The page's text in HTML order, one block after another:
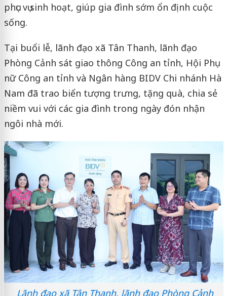
phục vụ sinh hoạt, giúp gia đình sớm ổn định cuộc
sống.
Tại buổi lễ, lãnh đạo xã Tân Thanh, lãnh đạo
Phòng Cảnh sát giao thông Công an tỉnh, Hội Phụ
nữ Công an tỉnh và Ngân hàng BIDV Chi nhánh Hà
Nam đã trao biển tượng trưng, tặng quà, chia sẻ
niềm vui với các gia đình trong ngày đón nhận
ngôi nhà mới.
Lãnh đạo xã Tân Thanh, lãnh đạo Phòng Cảnh